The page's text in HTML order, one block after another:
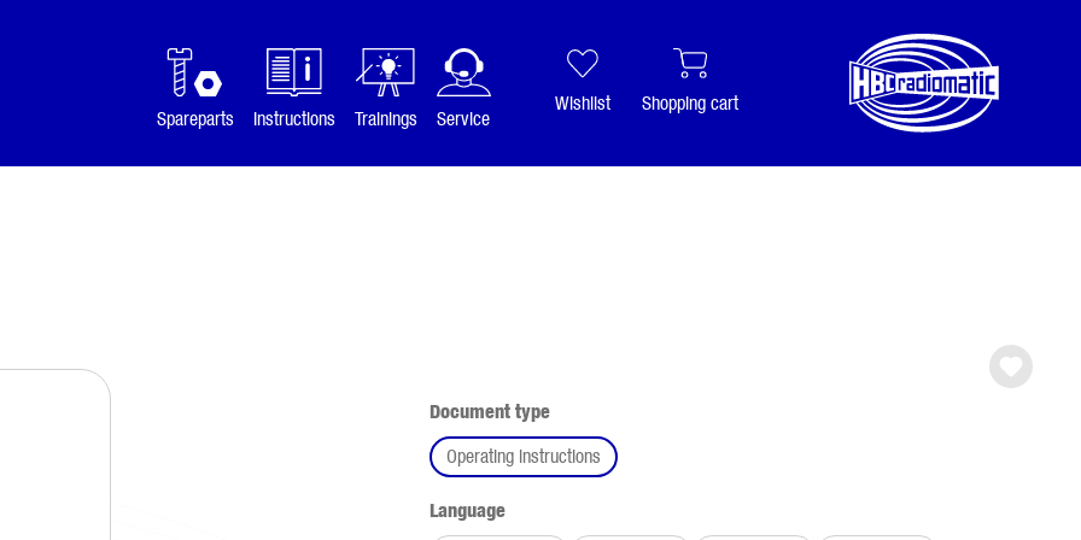
Spareparts
Instructions Trainings Service
Wishlist Shopping cart
Select
Document type
Operating instructions
Select
Language